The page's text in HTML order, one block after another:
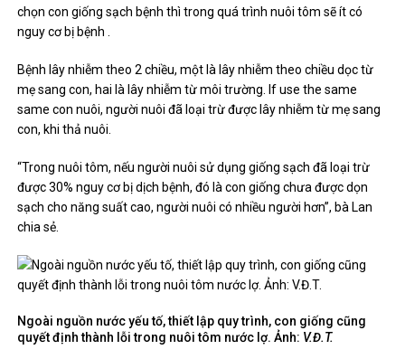
chọn con giống sạch bệnh thì trong quá trình nuôi tôm sẽ ít có
nguy cơ bị bệnh .
Bệnh lây nhiễm theo 2 chiều, một là lây nhiễm theo chiều dọc từ
mẹ sang con, hai là lây nhiễm từ môi trường. If use the same
same con nuôi, người nuôi đã loại trừ được lây nhiễm từ mẹ sang
con, khi thả nuôi.
“Trong nuôi tôm, nếu người nuôi sử dụng giống sạch đã loại trừ
được 30% nguy cơ bị dịch bệnh, đó là con giống chưa được dọn
sạch cho năng suất cao, người nuôi có nhiều người hơn”, bà Lan
chia sẻ.
Ngoài nguồn nước yếu tố, thiết lập quy trình, con giống cũng
quyết định thành lỗi trong nuôi tôm nước lợ. Ảnh: V.Đ.T.